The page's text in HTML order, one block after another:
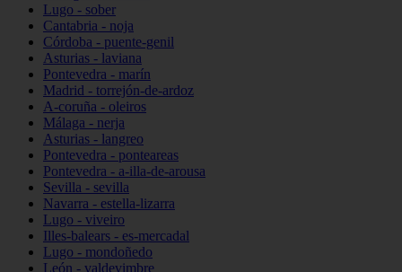
Lugo - sober
Cantabria - noja
Córdoba - puente-genil
Asturias - laviana
Pontevedra - marín
Madrid - torrejón-de-ardoz
A-coruña - oleiros
Málaga - nerja
Asturias - langreo
Pontevedra - ponteareas
Pontevedra - a-illa-de-arousa
Sevilla - sevilla
Navarra - estella-lizarra
Lugo - viveiro
Illes-balears - es-mercadal
Lugo - mondoñedo
León - valdevimbre